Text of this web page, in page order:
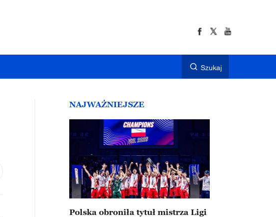
Szukaj
NAJWAŻNIEJSZE
Polska obroniła tytuł mistrza Ligi